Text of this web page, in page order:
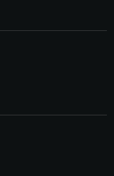
Questi cookie